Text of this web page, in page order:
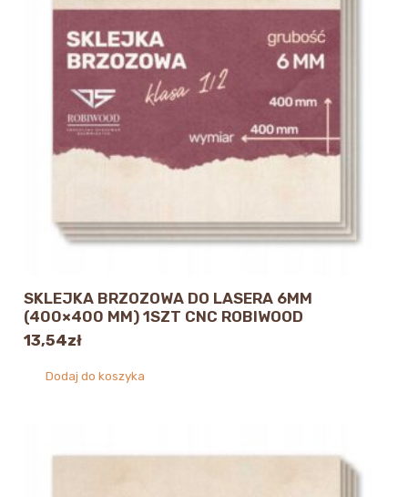
SKLEJKA BRZOZOWA DO LASERA 6MM
(400×400 MM) 1SZT CNC ROBIWOOD
13,54zł
Dodaj do koszyka